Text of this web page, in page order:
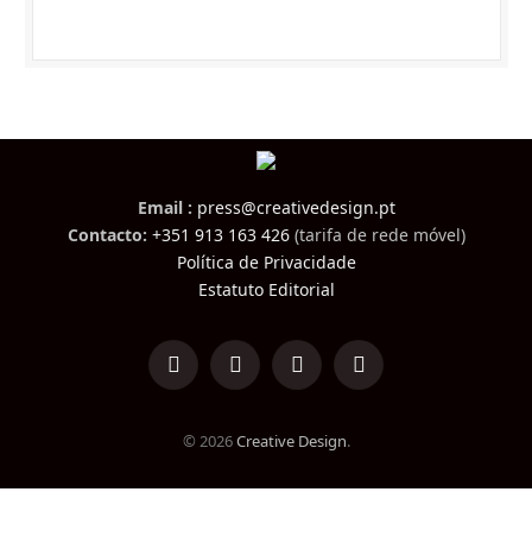
Email : press@creativedesign.pt
Contacto: +351 913 163 426(tarifa de rede móvel)
Política de Privacidade
Estatuto Editorial
LinkedInFacebookInstagramTikTok
© 2026Creative Design.